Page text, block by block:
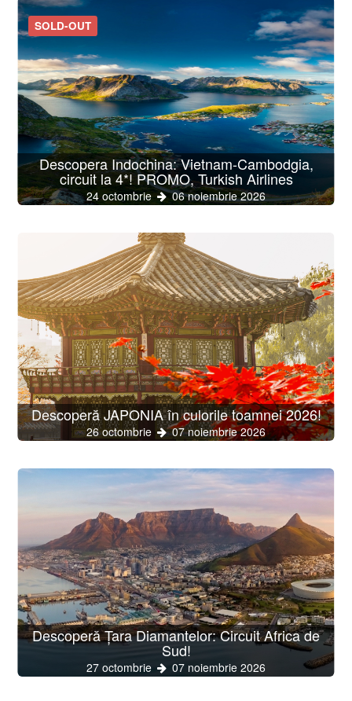
SOLD-OUT
Descopera Indochina: Vietnam-Cambodgia,
circuit la 4*! PROMO, Turkish Airlines
24 octombrie 06 noiembrie 2026
Descoperă JAPONIA în culorile toamnei 2026!
26 octombrie 07 noiembrie 2026
Descoperă Țara Diamantelor: Circuit Africa de
Sud!
27 octombrie 07 noiembrie 2026